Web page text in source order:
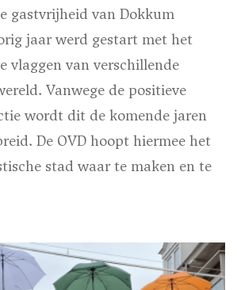
gastvrijheid van Dokkum
jaar werd gestart met het
vlaggen van verschillende
Vanwege de positieve
wordt dit de komende jaren
De OVD hoopt hiermee het
stad waar te maken en te